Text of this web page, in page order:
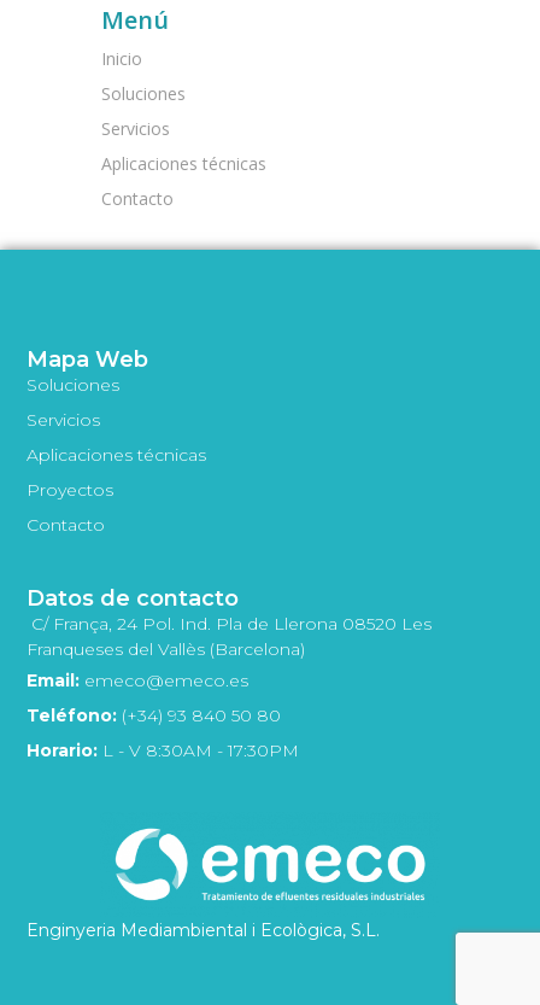
Menú
Inicio
Soluciones
Servicios
Aplicaciones técnicas
Contacto
Enginyeria Mediambiental i Ecològica, S.L.
Mapa Web
Soluciones
Servicios
Aplicaciones técnicas
Proyectos
Contacto
Datos de contacto
C/ França, 24 Pol. Ind. Pla de Llerona 08520 Les
Franqueses del Vallès (Barcelona)
Email: emeco@emeco.es
Teléfono: (+34) 93 840 50 80
Horario: L - V 8:30AM - 17:30PM